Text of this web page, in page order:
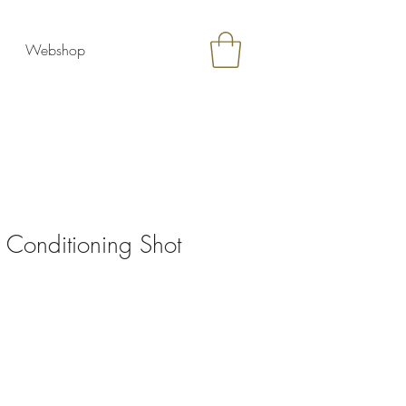
Webshop
Shot